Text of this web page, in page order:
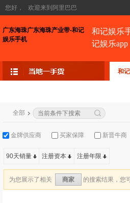
您好， 欢迎来到阿里巴巴
广东海珠广东海珠产业带-和记
娱乐手机
和记娱乐
记娱乐app
和
全部
金牌供应商 买家保障 新晋牛商
90天销量 注册资本 注册年限
为您展示了相关 商家 的搜索结果，您